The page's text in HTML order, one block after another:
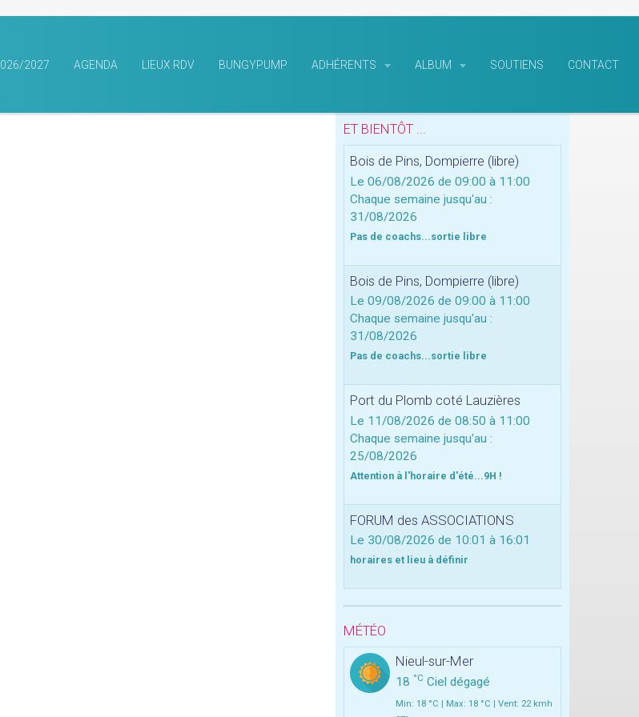
2027 AGENDA LIEUX RDV BUNGYPUMP ADHÉRENTS ALBUM SOUTIENS CONTACT
ET BIENTÔT ...
Bois de Pins, Dompierre (libre)
Le 06/08/2026 de 09:00 à 11:00
Chaque semaine jusqu'au :
31/08/2026
Pas de coachs...sortie libre
Bois de Pins, Dompierre (libre)
Le 09/08/2026 de 09:00 à 11:00
Chaque semaine jusqu'au :
31/08/2026
Pas de coachs...sortie libre
Port du Plomb coté Lauzières
Le 11/08/2026 de 08:50 à 11:00
Chaque semaine jusqu'au :
25/08/2026
Attention à l'horaire d'été...9H !
FORUM des ASSOCIATIONS
Le 30/08/2026 de 10:01 à 16:01
horaires et lieu à définir
MÉTÉO
Nieul-sur-Mer
18 °C Ciel dégagé
Min: 18 °C | Max: 18 °C | Vent: 22 kmh